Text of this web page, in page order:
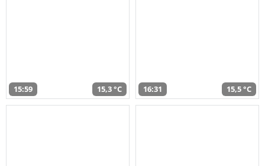
15:59 15,3 °C 16:31 15,5 °C